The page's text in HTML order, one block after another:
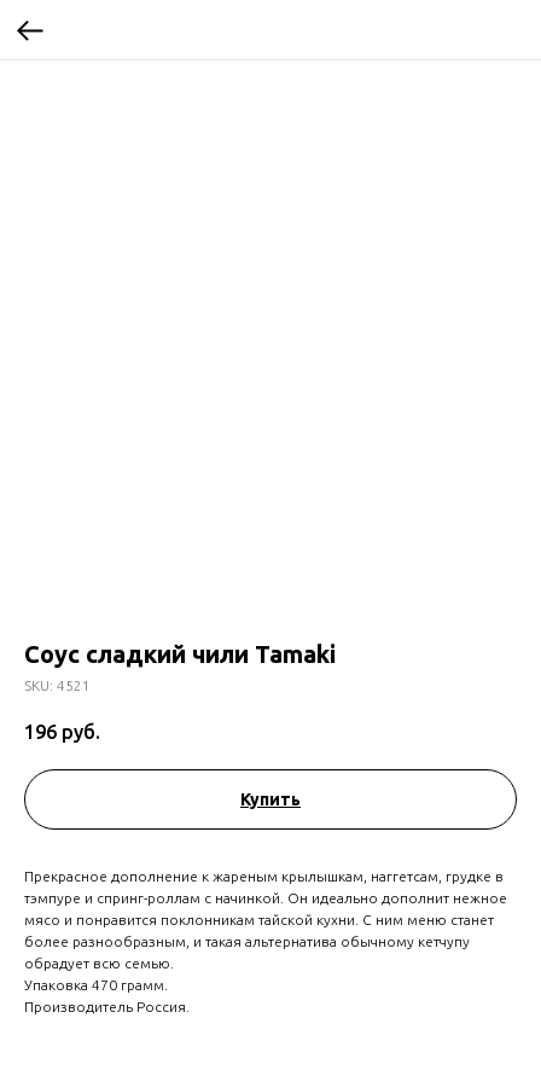
Соус сладкий чили Tamaki
SKU: 4521
196 руб.
Купить
Прекрасное дополнение к жареным крылышкам, наггетсам, грудке в
тэмпуре и спринг-роллам с начинкой. Он идеально дополнит нежное
мясо и понравится поклонникам тайской кухни. С ним меню станет
более разнообразным, и такая альтернатива обычному кетчупу
обрадует всю семью.
Упаковка 470 грамм.
Производитель Россия.